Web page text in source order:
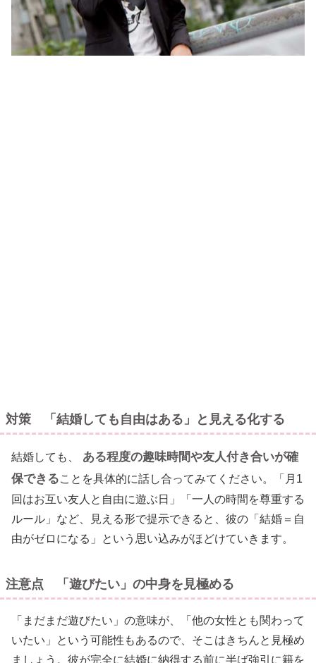
対策 「結婚しても自由はある」と見える化する
結婚しても、
ある程度の趣味時間や友人付き合いが確
保できることを具体的に話し合ってみてください。「月1
回はお互い友人と自由に遊ぶ日」「一人の時間を尊重する
ルール」など、見える形で提示できると、彼の「結婚＝自
由がゼロになる」という思い込みがほどけていきます。
注意点 「遊びたい」の中身を見極める
「まだまだ遊びたい」の意味が、「他の女性とも関わって
いたい」という可能性もあるので、そこはきちんと見極め
ましょう。彼が完全に結婚に納得する前に半ば強引に籍を